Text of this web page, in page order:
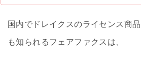
国内でドレイクスのライセンス商
も知られるフェアファクスは、